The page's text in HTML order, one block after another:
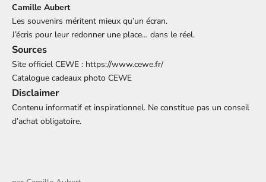
Camille Aubert
Les souvenirs méritent mieux qu’un écran.
J’écris pour leur redonner une place… dans le réel.
Sources
Site officiel CEWE : https://www.cewe.fr/
Catalogue cadeaux photo CEWE
Disclaimer
Contenu informatif et inspirationnel. Ne constitue pas un conseil
d’achat obligatoire.